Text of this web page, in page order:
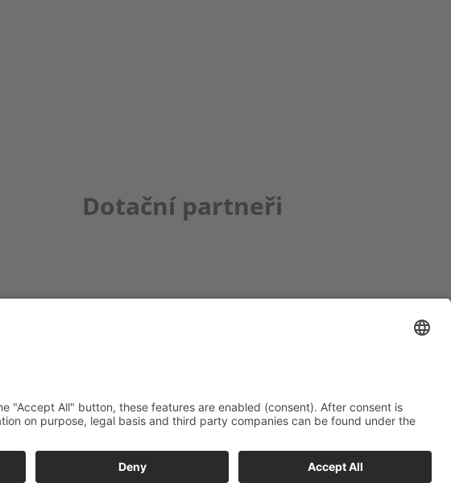
Dotační partneři
Freyung 1, 92539 Schönsee
Tel.:+49 (0)9674 / 92 48 78
veronika.hofinger@cebb.de